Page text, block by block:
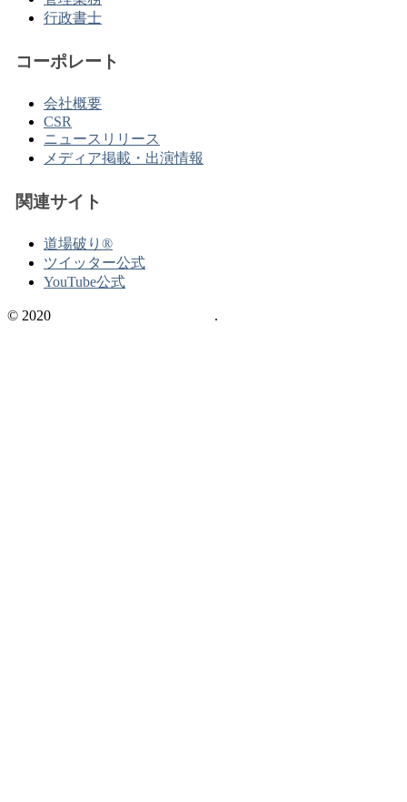
行政書士
コーポレート
会社概要
CSR
ニュースリリース
メディア掲載・出演情報
関連サイト
道場破り®
ツイッター公式
YouTube公式
© 2020 .